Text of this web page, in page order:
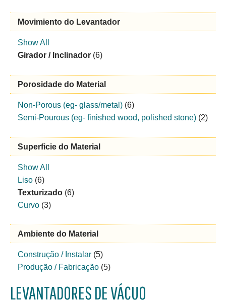
Movimiento do Levantador
Show All
Girador / Inclinador (6)
Porosidade do Material
Non-Porous (eg- glass/metal) (6)
Semi-Pourous (eg- finished wood, polished stone) (2)
Superficie do Material
Show All
Liso (6)
Texturizado (6)
Curvo (3)
Ambiente do Material
Construção / Instalar (5)
Produção / Fabricação (5)
LEVANTADORES DE VÁCUO